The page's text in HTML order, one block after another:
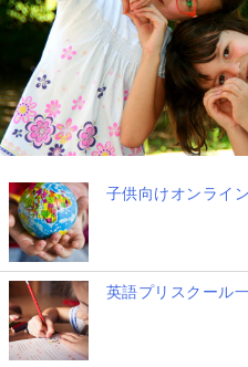
▲Oxford Reading Tree（ORT）
ツリー ステ
イギリスの80%以上の小学
語」の教科書「Oxford
スフォードリーディング
階別に9段階のレベルが用
記写真でもご紹介させてい
Reading Treeのステージ1
しも多いので子どももすぐ
かけにも取り入れていくこ
子供向けオンライ
英語プリスクール